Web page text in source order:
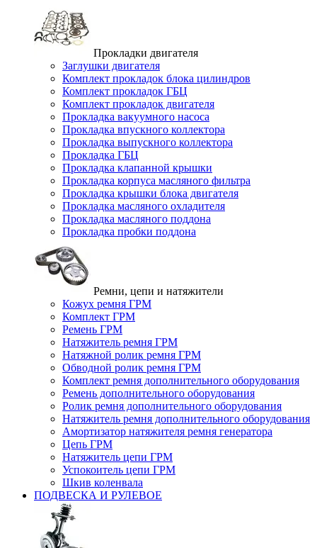
Прокладки двигателя
Заглушки двигателя
Комплект прокладок блока цилиндров
Комплект прокладок ГБЦ
Комплект прокладок двигателя
Прокладка вакуумного насоса
Прокладка впускного коллектора
Прокладка выпускного коллектора
Прокладка ГБЦ
Прокладка клапанной крышки
Прокладка корпуса масляного фильтра
Прокладка крышки блока двигателя
Прокладка масляного охладителя
Прокладка масляного поддона
Прокладка пробки поддона
Ремни, цепи и натяжители
Кожух ремня ГРМ
Комплект ГРМ
Ремень ГРМ
Натяжитель ремня ГРМ
Натяжной ролик ремня ГРМ
Обводной ролик ремня ГРМ
Комплект ремня дополнительного оборудования
Ремень дополнительного оборудования
Ролик ремня дополнительного оборудования
Натяжитель ремня дополнительного оборудования
Амортизатор натяжителя ремня генератора
Цепь ГРМ
Натяжитель цепи ГРМ
Успокоитель цепи ГРМ
Шкив коленвала
ПОДВЕСКА И РУЛЕВОЕ